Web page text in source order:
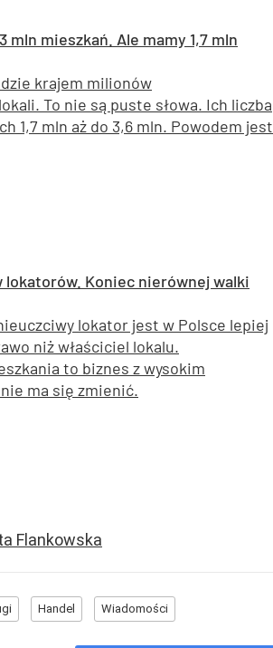
mln mieszkań. Ale mamy 1,7 mln
krajem milionów
To nie są puste słowa. Ich liczba
1,7 mln aż do 3,6 mln. Powodem jest
lokatorów. Koniec nierównej walki
lokator jest w Polsce lepiej
niż właściciel lokalu.
to biznes z wysokim
ma się zmienić.
Flankowska
Handel Wiadomości